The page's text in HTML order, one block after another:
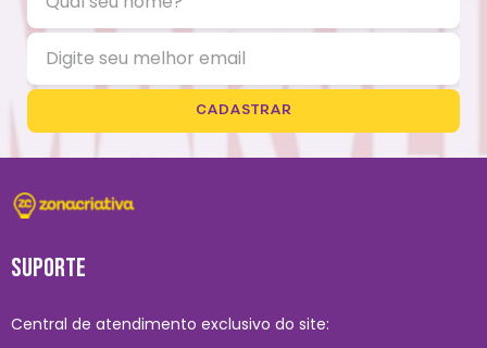
CADASTRAR
SUPORTE
Central de atendimento exclusivo do site: